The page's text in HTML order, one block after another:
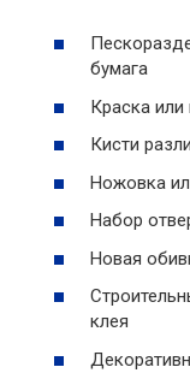
бумага
Краска или
Кисти
Ножовка
Набор
Новая
клея